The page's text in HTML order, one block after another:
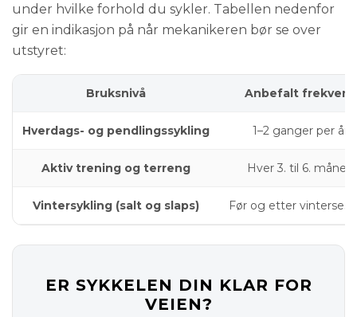
under hvilke forhold du sykler. Tabellen nedenfor
gir en indikasjon på når mekanikeren bør se over
utstyret:
Bruksnivå Anbefalt frekvens
Hverdags- og pendlingssykling 1–2 ganger per år
Aktiv trening og terreng Hver 3. til 6. måned
Vintersykling (salt og slaps) Før og etter
ER SYKKELEN DIN KLAR FOR
VEIEN?